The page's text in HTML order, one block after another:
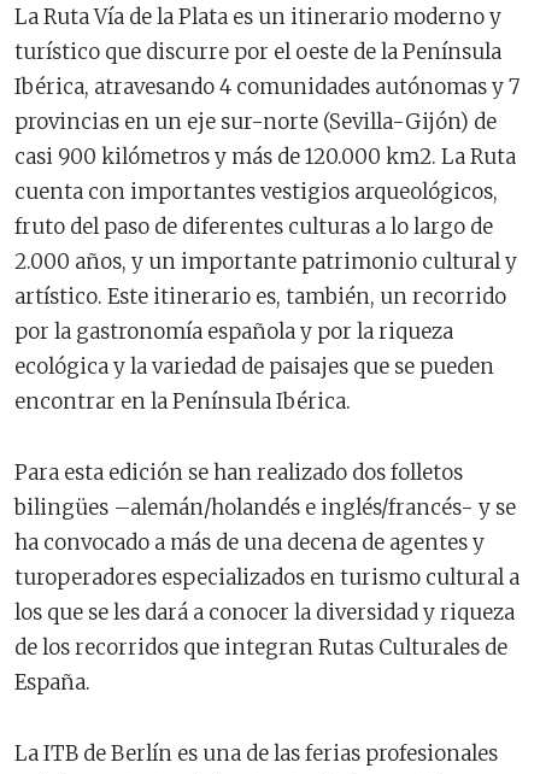
La Ruta Vía de la Plata es un itinerario moderno y
turístico que discurre por el oeste de la Península
Ibérica, atravesando 4 comunidades autónomas y 7
provincias en un eje sur-norte (Sevilla-Gijón) de
casi 900 kilómetros y más de 120.000 km2. La Ruta
cuenta con importantes vestigios arqueológicos,
fruto del paso de diferentes culturas a lo largo de
2.000 años, y un importante patrimonio cultural y
artístico. Este itinerario es, también, un recorrido
por la gastronomía española y por la riqueza
ecológica y la variedad de paisajes que se pueden
encontrar en la Península Ibérica.
Para esta edición se han realizado dos folletos
bilingües –alemán/holandés e inglés/francés- y se
ha convocado a más de una decena de agentes y
turoperadores especializados en turismo cultural a
los que se les dará a conocer la diversidad y riqueza
de los recorridos que integran Rutas Culturales de
España.
La ITB de Berlín es una de las ferias profesionales